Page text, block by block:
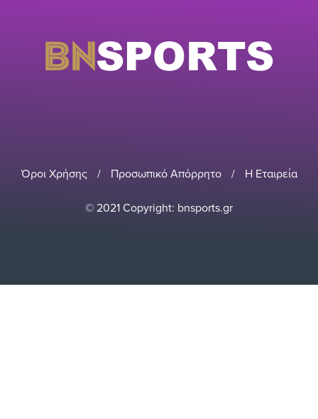
Όροι Χρήσης / Προσωπικό Απόρρητο / Η Εταιρεία
© 2021 Copyright: bnsports.gr